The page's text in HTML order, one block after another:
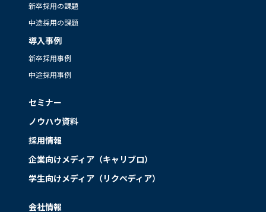
新卒採用の課題
中途採用の課題
導入事例
新卒採用事例
中途採用事例
セミナー
ノウハウ資料
採用情報
企業向けメディア（キャリブロ）
学生向けメディア（リクペディア）
会社情報